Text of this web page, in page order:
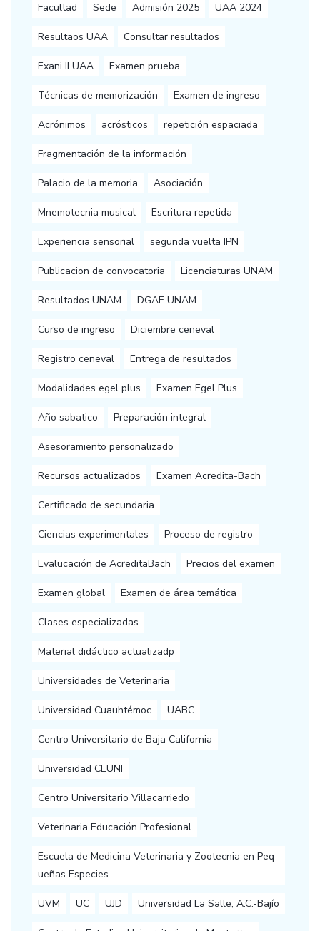
Facultad Sede Admisión 2025 UAA 2024
Resultaos UAA Consultar resultados
Exani II UAA Examen prueba
Técnicas de memorización Examen de ingreso
Acrónimos acrósticos repetición espaciada
Fragmentación de la información
Palacio de la memoria Asociación
Mnemotecnia musical Escritura repetida
Experiencia sensorial segunda vuelta IPN
Publicacion de convocatoria Licenciaturas UNAM
Resultados UNAM DGAE UNAM
Curso de ingreso Diciembre ceneval
Registro ceneval Entrega de resultados
Modalidades egel plus Examen Egel Plus
Año sabatico Preparación integral
Asesoramiento personalizado
Recursos actualizados Examen Acredita-Bach
Certificado de secundaria
Ciencias experimentales Proceso de registro
Evalucación de AcreditaBach Precios del examen
Examen global Examen de área temática
Clases especializadas
Material didáctico actualizadp
Universidades de Veterinaria
Universidad Cuauhtémoc UABC
Centro Universitario de Baja California
Universidad CEUNI
Centro Universitario Villacarriedo
Veterinaria Educación Profesional
Escuela de Medicina Veterinaria y Zootecnia en Peq
ueñas Especies
UVM UC UJD Universidad La Salle, A.C.-Bajío